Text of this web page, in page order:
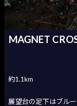
MAGNET
約1.1km
展望台の足下はブル